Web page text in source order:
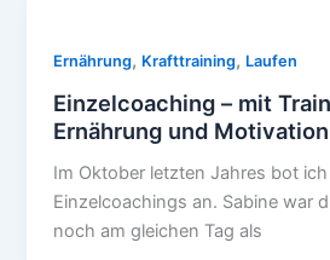
Ernährung, Krafttraining, Laufen
Einzelcoaching – mit
Ernährung und
Im Oktober letzten Jahres bot
Einzelcoachings an. Sabine war
noch am gleichen Tag als